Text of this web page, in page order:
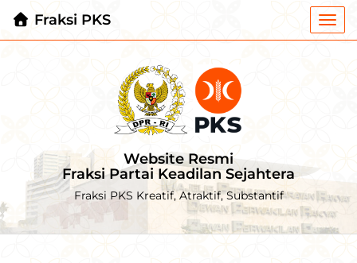
Fraksi PKS
Website Resmi
Fraksi Partai Keadilan Sejahtera
Fraksi PKS Kreatif, Atraktif, Substantif